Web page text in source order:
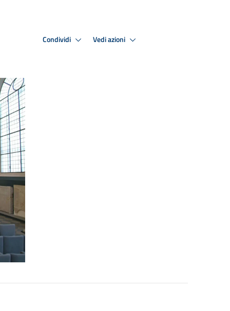
Condividi Vedi azioni